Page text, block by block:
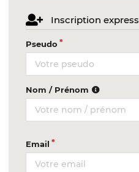
Inscription express
Pseudo
Nom / Prénom
Email